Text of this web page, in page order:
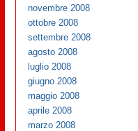
novembre 2008
ottobre 2008
settembre 2008
agosto 2008
luglio 2008
giugno 2008
maggio 2008
aprile 2008
marzo 2008